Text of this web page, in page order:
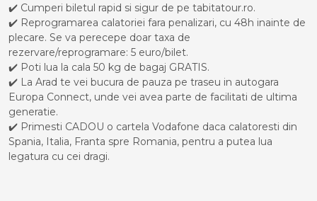
✔️ Cumperi biletul rapid si sigur de pe tabitatour.ro.
✔️ Reprogramarea calatoriei fara penalizari, cu 48h inainte de
plecare. Se va perecepe doar taxa de
rezervare/reprogramare: 5 euro/bilet.
✔️ Poti lua la cala 50 kg de bagaj GRATIS.
✔️ La Arad te vei bucura de pauza pe traseu in autogara
Europa Connect, unde vei avea parte de facilitati de ultima
generatie.
✔️ Primesti CADOU o cartela Vodafone daca calatoresti din
Spania, Italia, Franta spre Romania, pentru a putea lua
legatura cu cei dragi.